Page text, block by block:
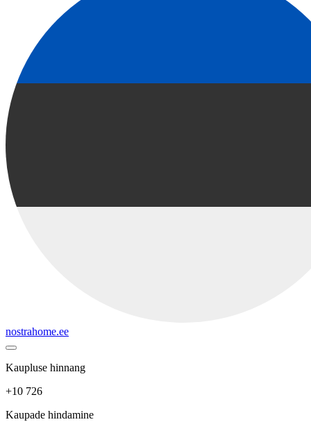
nostrahome.ee
Kaupluse hinnang
+10 726
Kaupade hindamine